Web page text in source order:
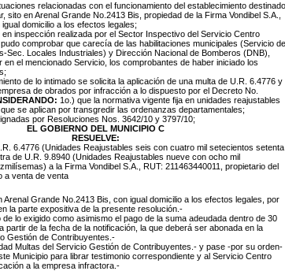
relacionadas con el funcionamiento del establecimiento destinado
sito en Arenal Grande No.2413 Bis, propiedad de la Firma Vondibel S.A.,
domicilio a los efectos legales;
en inspección realizada por el Sector Inspectivo del Servicio Centro
comprobar que carecía de las habilitaciones municipales (Servicio de
Sec. Locales Industriales) y Dirección Nacional de Bomberos (DNB),
en el mencionado Servicio, los comprobantes de haber iniciado los
de lo intimado se solicita la aplicación de una multa de U.R. 6.4776 y
de obrados por infracción a lo dispuesto por el Decreto No.
1o.) que la normativa vigente fija en unidades reajustables
se aplican por transgredir las ordenanzas departamentales;
por Resoluciones Nos. 3642/10 y 3797/10;
EL GOBIERNO DEL MUNICIPIO C
RESUELVE:
6.4776 (Unidades Reajustables seis con cuatro mil setecientos setenta
de U.R. 9.8940 (Unidades Reajustables nueve con ocho mil
a la Firma Vondibel S.A., RUT: 211463440011, propietario del
a venta de venta
Arenal Grande No.2413 Bis, con igual domicilio a los efectos legales, por
la parte expositiva de la presente resolución.-
de lo exigido como asimismo el pago de la suma adeudada dentro de 30
partir de la fecha de la notificación, la que deberá ser abonada en la
Gestión de Contribuyentes.-
Multas del Servicio Gestión de Contribuyentes.- y pase -por su orden-
Municipio para librar testimonio correspondiente y al Servicio Centro
a la empresa infractora.-